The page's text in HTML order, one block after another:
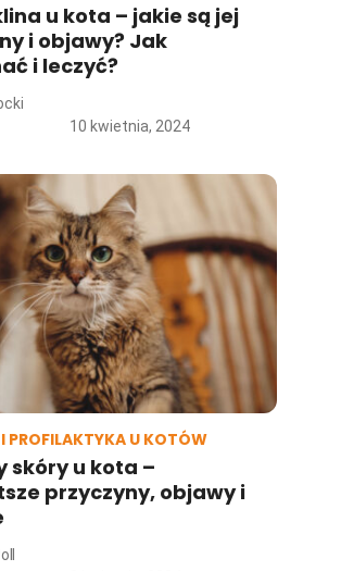
u kota – jakie są jej
i objawy? Jak
i leczyć?
10 kwietnia, 2024
PROFILAKTYKA U KOTÓW
skóry u kota –
przyczyny, objawy i